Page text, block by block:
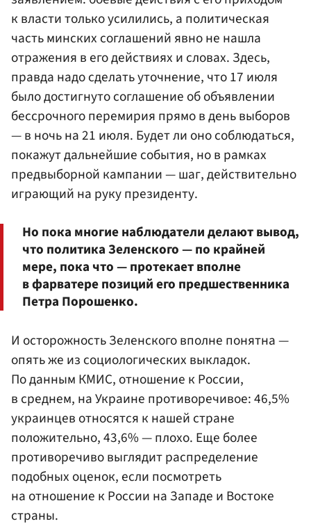
к власти только усилились, а политическая
часть минских соглашений явно не нашла
отражения в его действиях и словах. Здесь,
правда надо сделать уточнение, что 17 июля
было достигнуто соглашение об объявлении
бессрочного перемирия прямо в день выборов
— в ночь на 21 июля. Будет ли оно соблюдаться,
покажут дальнейшие события, но в рамках
предвыборной кампании — шаг, действительно
играющий на руку президенту.
Но пока многие наблюдатели делают вывод,
что политика Зеленского — по крайней
мере, пока что — протекает вполне
в фарватере позиций его предшественника
Петра Порошенко.
И осторожность Зеленского вполне понятна —
опять же из социологических выкладок.
По данным КМИС, отношение к России,
в среднем, на Украине противоречивое: 46,5%
украинцев относятся к нашей стране
положительно, 43,6% — плохо. Еще более
противоречиво выглядит распределение
подобных оценок, если посмотреть
на отношение к России на Западе и Востоке
страны.